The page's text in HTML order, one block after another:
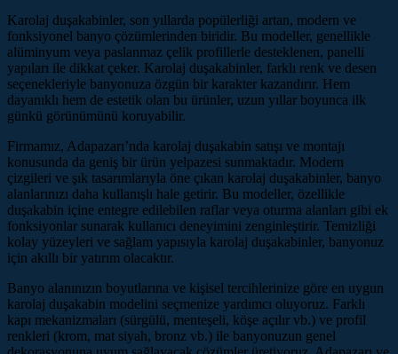
Karolaj duşakabinler, son yıllarda popülerliği artan, modern ve
fonksiyonel banyo çözümlerinden biridir. Bu modeller, genellikle
alüminyum veya paslanmaz çelik profillerle desteklenen, panelli
yapıları ile dikkat çeker. Karolaj duşakabinler, farklı renk ve desen
seçenekleriyle banyonuza özgün bir karakter kazandırır. Hem
dayanıklı hem de estetik olan bu ürünler, uzun yıllar boyunca ilk
günkü görünümünü koruyabilir.
Firmamız, Adapazarı’nda karolaj duşakabin satışı ve montajı
konusunda da geniş bir ürün yelpazesi sunmaktadır. Modern
çizgileri ve şık tasarımlarıyla öne çıkan karolaj duşakabinler, banyo
alanlarınızı daha kullanışlı hale getirir. Bu modeller, özellikle
duşakabin içine entegre edilebilen raflar veya oturma alanları gibi ek
fonksiyonlar sunarak kullanıcı deneyimini zenginleştirir. Temizliği
kolay yüzeyleri ve sağlam yapısıyla karolaj duşakabinler, banyonuz
için akıllı bir yatırım olacaktır.
Banyo alanınızın boyutlarına ve kişisel tercihlerinize göre en uygun
karolaj duşakabin modelini seçmenize yardımcı oluyoruz. Farklı
kapı mekanizmaları (sürgülü, menteşeli, köşe açılır vb.) ve profil
renkleri (krom, mat siyah, bronz vb.) ile banyonuzun genel